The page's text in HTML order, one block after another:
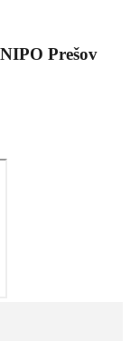
Prešov